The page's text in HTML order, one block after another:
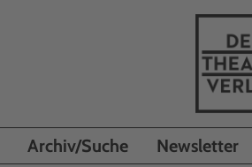
Archiv/Suche Newsletter